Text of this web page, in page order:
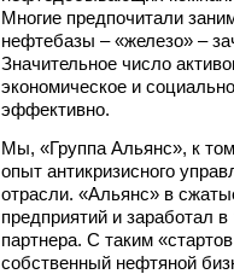
Многие предпочитали
нефтебазы – «железо» –
Значительное число
экономическое и
эффективно.
Мы, «Группа Альянс», к
опыт антикризисного
отрасли. «Альянс» в
предприятий и заработал
партнера. С таким
собственный нефтяной